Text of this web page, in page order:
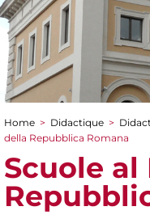
You are here
Home > Didactique >
della Repubblica Romana
Scuole al